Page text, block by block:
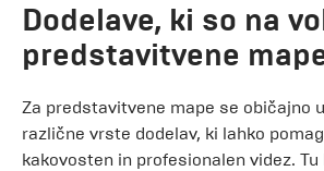
Dodelave, ki so na
predstavitvene
Za predstavitvene mape se običajno
različne vrste dodelav, ki lahko
kakovosten in profesionalen videz.